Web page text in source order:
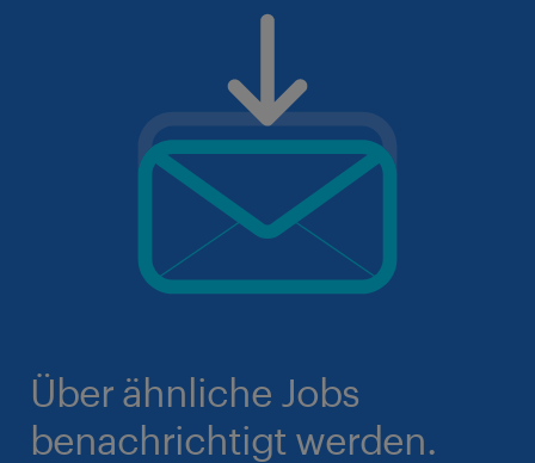
Über ähnliche Jobs
benachrichtigt werden.